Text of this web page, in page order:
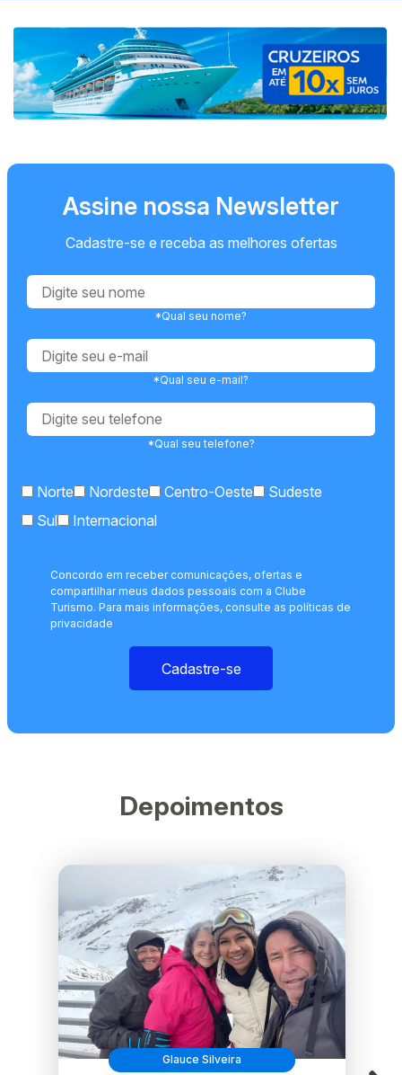
Assine nossa Newsletter
Cadastre-se e receba as melhores ofertas
*Qual seu nome?
*Qual seu e-mail?
*Qual seu telefone?
Norte Nordeste Centro-Oeste
Sudeste
Sul
Internacional
Concordo em receber comunicações, ofertas e
compartilhar meus dados pessoais com a Clube
Turismo. Para mais informações, consulte as políticas de
privacidade
Cadastre-se
Depoimentos
Glauce Silveira